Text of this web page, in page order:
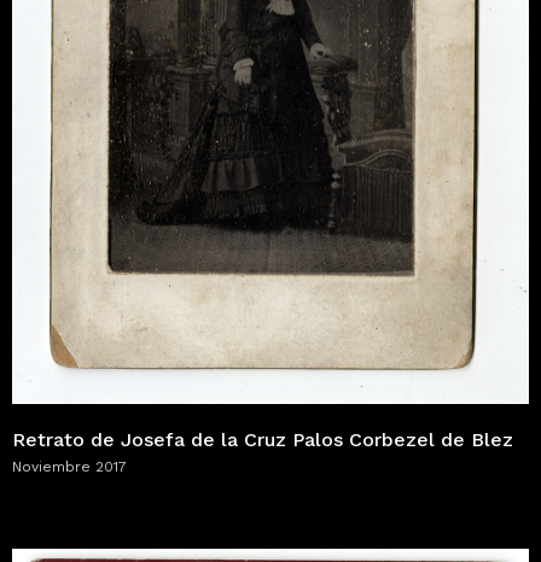
Retrato de Josefa de la Cruz Palos Corbezel de Blez
Noviembre 2017